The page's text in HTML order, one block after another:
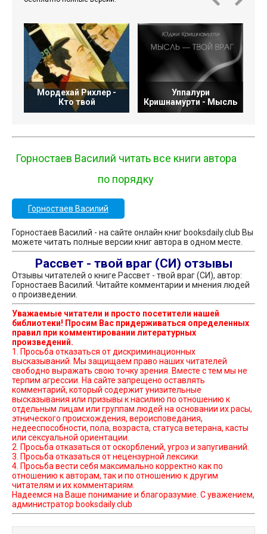
Мордехай Рихлер -
Кто твой
Уппалури
Кришнамурти - Мысль
Горностаев Василий читать все книги автора
по порядку
Горностаев Василий
Горностаев Василий - на сайте онлайн книг booksdaily.club Вы
можете читать полные версии книг автора в одном месте.
Рассвет - твой враг (СИ) отзывы
Отзывы читателей о книге Рассвет - твой враг (СИ), автор:
Горностаев Василий. Читайте комментарии и мнения людей
о произведении.
Уважаемые читатели и просто посетители нашей
библиотеки! Просим Вас придерживаться определенных
правил при комментировании литературных
произведений.
1. Просьба отказаться от дискриминационных
высказываний. Мы защищаем право наших читателей
свободно выражать свою точку зрения. Вместе с тем мы не
терпим агрессии. На сайте запрещено оставлять
комментарий, который содержит унизительные
высказывания или призывы к насилию по отношению к
отдельным лицам или группам людей на основании их расы,
этнического происхождения, вероисповедания,
недееспособности, пола, возраста, статуса ветерана, касты
или сексуальной ориентации.
2. Просьба отказаться от оскорблений, угроз и запугиваний.
3. Просьба отказаться от нецензурной лексики.
4. Просьба вести себя максимально корректно как по
отношению к авторам, так и по отношению к другим
читателям и их комментариям.
Надеемся на Ваше понимание и благоразумие. С уважением,
администратор booksdaily.club